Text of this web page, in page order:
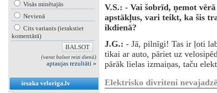
Visās minētajās
Nevienā
Cits variants (ierakstiet
komentārā)
(varat balsot reizi dienā)
aptaujas rezultāti »
iesaka veloriga.lv
V.S.: - Vai šobrīd, ņemot
apstākļus, vari teikt, ka šis
ikdienā?
J.G.: - Jā, pilnīgi! Tas ir ļoti
tikai ar auto, pāriet uz
pārāk lielas izmaiņas, taču
Elektrisko divriteni